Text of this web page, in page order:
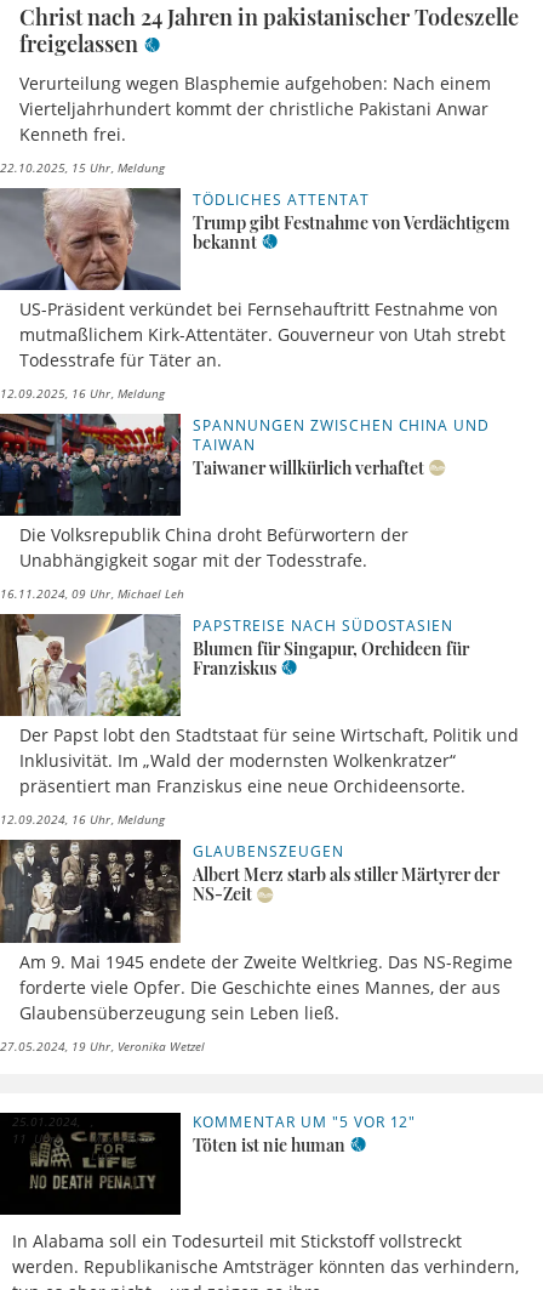
Christ nach 24 Jahren in pakistanischer Todeszelle
freigelassen
Verurteilung wegen Blasphemie aufgehoben: Nach einem
Vierteljahrhundert kommt der christliche Pakistani Anwar
Kenneth frei.
22.10.2025, 15 Uhr Meldung
TÖDLICHES ATTENTAT
Trump gibt Festnahme von Verdächtigem
bekannt
US-Präsident verkündet bei Fernsehauftritt Festnahme von
mutmaßlichem Kirk-Attentäter. Gouverneur von Utah strebt
Todesstrafe für Täter an.
12.09.2025, 16 Uhr Meldung
SPANNUNGEN ZWISCHEN CHINA UND
TAIWAN
Taiwaner willkürlich verhaftet
Die Volksrepublik China droht Befürwortern der
Unabhängigkeit sogar mit der Todesstrafe.
16.11.2024, 09 Uhr Michael Leh
PAPSTREISE NACH SÜDOSTASIEN
Blumen für Singapur, Orchideen für
Franziskus
Der Papst lobt den Stadtstaat für seine Wirtschaft, Politik und
Inklusivität. Im „Wald der modernsten Wolkenkratzer“
präsentiert man Franziskus eine neue Orchideensorte.
12.09.2024, 16 Uhr Meldung
GLAUBENSZEUGEN
Albert Merz starb als stiller Märtyrer der
NS-Zeit
Am 9. Mai 1945 endete der Zweite Weltkrieg. Das NS-Regime
forderte viele Opfer. Die Geschichte eines Mannes, der aus
Glaubensüberzeugung sein Leben ließ.
27.05.2024, 19 Uhr Veronika Wetzel
KOMMENTAR UM "5 VOR 12"
Töten ist nie human
In Alabama soll ein Todesurteil mit Stickstoff vollstreckt
werden. Republikanische Amtsträger könnten das verhindern,
25.01.2024,
11 Uhr
Maximilian
Lutz